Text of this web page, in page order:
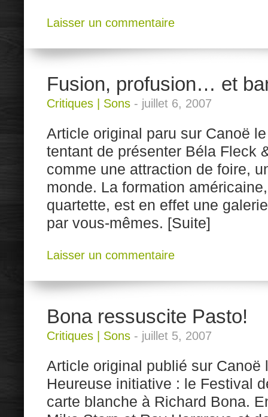
Laisser un commentaire
Fusion, profusion… et
Critiques Sons - juillet 6, 2007
Article original paru sur Canoë
tentant de présenter Béla Fleck
comme une attraction de foire,
monde. La formation
quartette, est en effet une
par vous-mêmes. [Suite]
Laisser un commentaire
Bona ressuscite Pasto!
Critiques Sons - juillet 5, 2007
Article original publié sur Canoë
Heureuse initiative : le Festival
carte blanche à Richard Bona.